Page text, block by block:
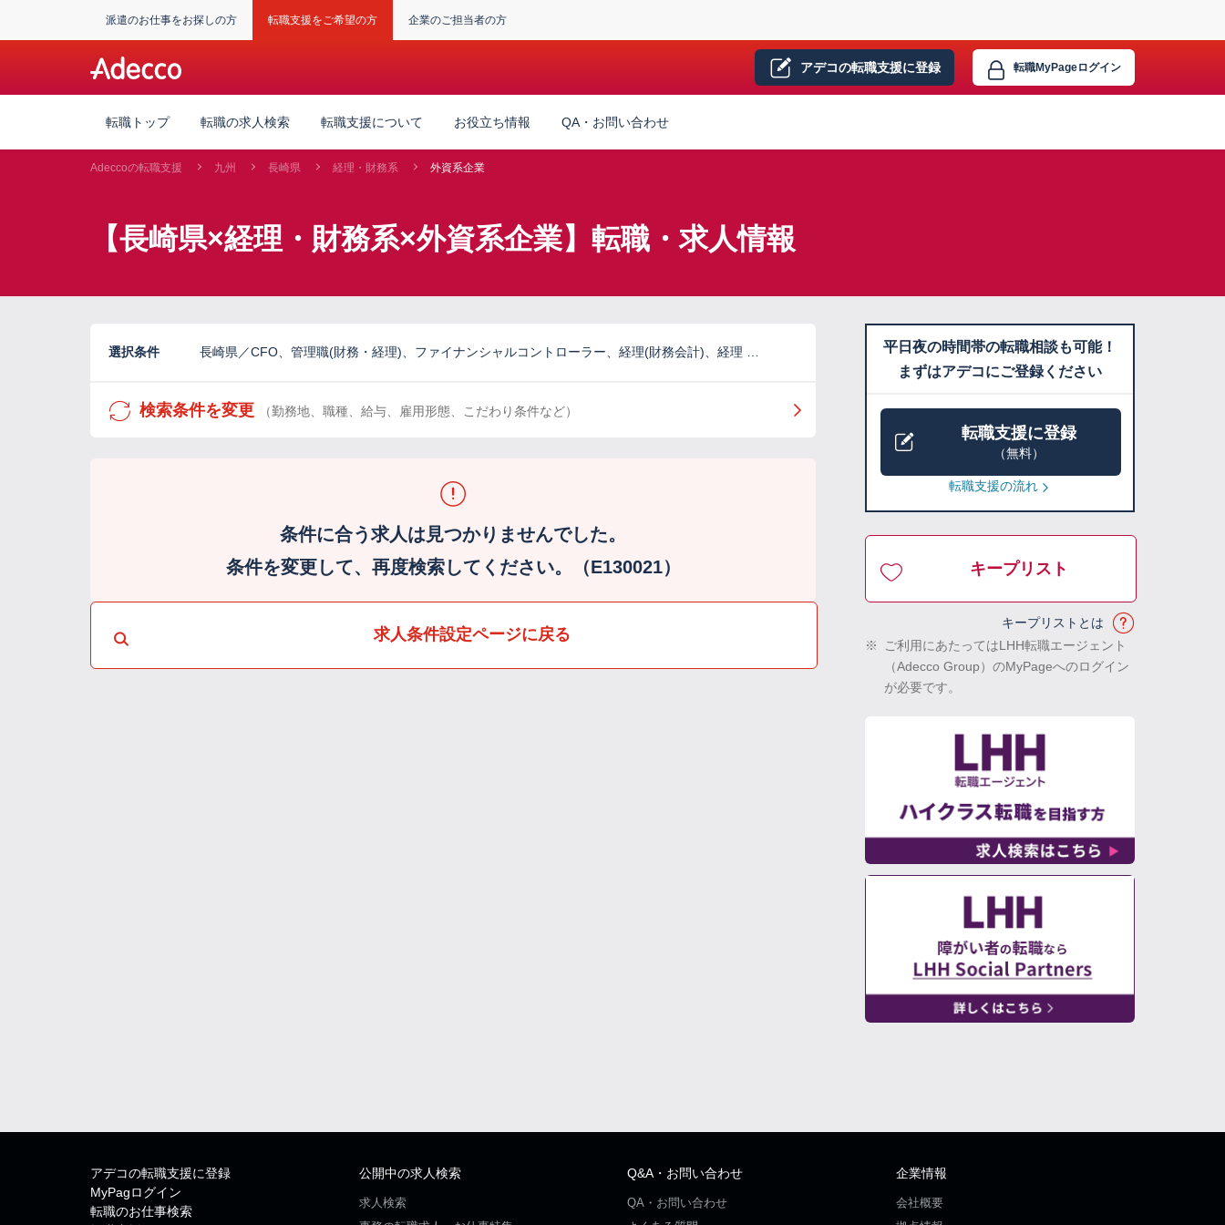
派遣のお仕事をお探しの方 転職支援をご希望の方 企業のご担当者の方
アデコの転職支援に登録 転職MyPageログイン
転職トップ 転職の求人検索 転職支援について お役立ち情報 QA・お問い合わせ
Adeccoの転職支援 九州 長崎県 経理・財務系 外資系企業
【長崎県×経理・財務系×外資系企業】転職・求人情報
選択条件 長崎県／CFO、管理職(財務・経理)、ファイナンシャルコントローラー、経理(財務会計)、経理 …
検索条件を変更 （勤務地、職種、給与、雇用形態、こだわり条件など）
条件に合う求人は見つかりませんでした。
条件を変更して、再度検索してください。（E130021）
求人条件設定ページに戻る
平日夜の時間帯の転職相談も可能！
まずはアデコにご登録ください
転職支援に登録
（無料）
転職支援の流れ
キープリスト
キープリストとは
※
ご利用にあたってはLHH転職エージェント
（Adecco Group）のMyPageへのログイン
が必要です。
アデコの転職支援に登録
MyPagログイン
転職のお仕事検索
公開中の求人検索
求人検索
Q&A・お問い合わせ
QA・お問い合わせ
企業情報
会社概要